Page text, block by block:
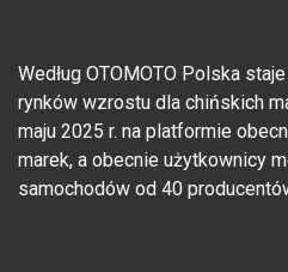
Według OTOMOTO Polska
rynków wzrostu dla chińskich
maju 2025 r. na platformie
marek, a obecnie użytkownicy
samochodów od 40